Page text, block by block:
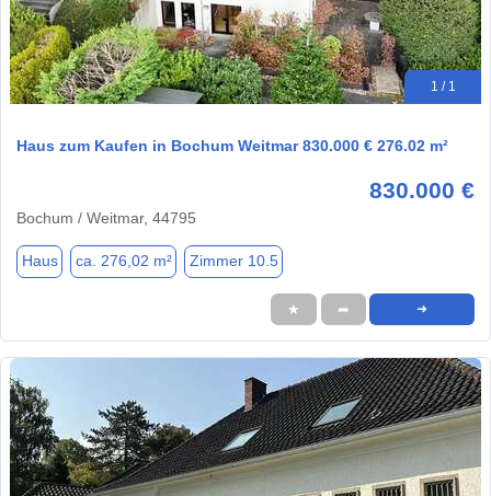
1 / 1
Haus zum Kaufen in Bochum Weitmar 830.000 € 276.02 m²
830.000 €
Bochum / Weitmar, 44795
Haus ca. 276,02 m² Zimmer 10.5
★ ➦ ➜